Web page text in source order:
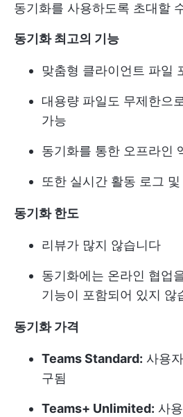
동기화를 사용하도록 초대할
동기화 최고의 기능
맞춤형 클라이언트 파일
대용량 파일도 무제한으
가능
동기화를 통한 오프라인
또한 실시간 활동 로그
동기화 한도
리뷰가 많지 않습니다
동기화에는 온라인 협업
기능이 포함되어 있지 않
동기화 가격
Teams Standard: 사용
구됨
Teams+ Unlimited: 사